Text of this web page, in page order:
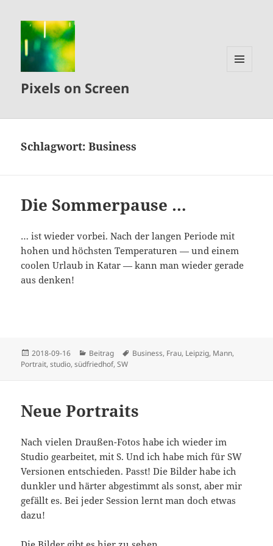
Pixels on Screen
Schlagwort:Business
Die Sommerpause …
… ist wieder vorbei. Nach der langen Periode mit
hohen und höchsten Temperaturen — und einem
coolen Urlaub in Katar — kann man wieder gerade
aus denken!
Veröffentlicht
am
2018-09-16 Kategorien
Beitrag Schlagwörter
Business, Frau, Leipzig, Mann,
Portrait,studio,südfriedhof,SW
Neue Portraits
Nach vielen Draußen-Fotos habe ich wieder im
Studio gearbeitet, mit S. Und ich habe mich für SW
Versionen entschieden. Passt! Die Bilder habe ich
dunkler und härter abgestimmt als sonst, aber mir
gefällt es. Bei jeder Session lernt man doch etwas
dazu!